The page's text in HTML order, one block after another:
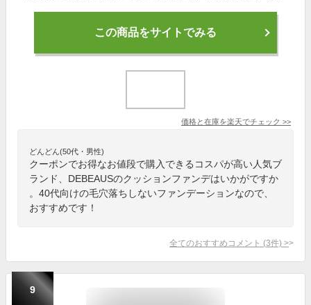
この商品をサイトでみる
価格と在庫を楽天でチェック >>
どんどん(50代・男性)
クーポンでお得なお値段で購入できるコスパが高い人気ブ
ランド、DEBEAUSのクッションファンデはいかがですか
。40代向けの毛穴落ちしないファンデーションなので、
おすすめです！
全てのおすすめコメント (3件) >
9